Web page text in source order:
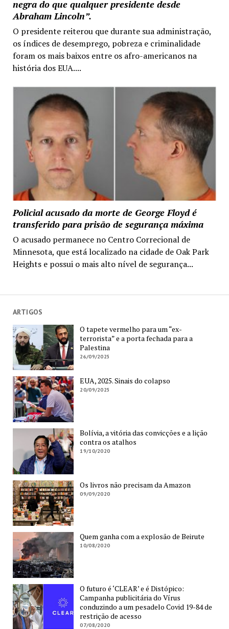
negra do que qualquer presidente desde
Abraham Lincoln”.
O presidente reiterou que durante sua administração,
os índices de desemprego, pobreza e criminalidade
foram os mais baixos entre os afro-americanos na
história dos EUA....
Policial acusado da morte de George Floyd é
transferido para prisão de segurança máxima
O acusado permanece no Centro Correcional de
Minnesota, que está localizado na cidade de Oak Park
Heights e possui o mais alto nível de segurança...
ARTIGOS
O tapete vermelho para um “ex-
terrorista” e a porta fechada para a
Palestina
26/09/2025
EUA, 2025. Sinais do colapso
20/09/2025
Bolívia, a vitória das convicções e a lição
contra os atalhos
19/10/2020
Os livros não precisam da Amazon
09/09/2020
Quem ganha com a explosão de Beirute
10/08/2020
O futuro é ‘CLEAR’ e é Distópico:
Campanha publicitária do Vírus
conduzindo a um pesadelo Covid 19-84 de
restrição de acesso
07/08/2020